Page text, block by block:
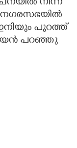
നിന്ന്
നഗരസഭയില്‍
പുറത്ത്
പറഞ്ഞു